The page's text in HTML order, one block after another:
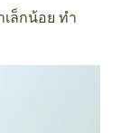
ล็กน้อย ทำ